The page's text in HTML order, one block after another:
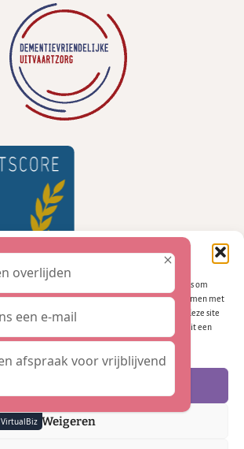
Beheer cookie toestemming
bieden, gebruiken wij technologieën zoals cookies om
op te slaan en/of te raadplegen. Door in te stemmen met
wij gegevens zoals surfgedrag of unieke ID's op deze site
geeft of uw toestemming intrekt, kan dit een
bepaalde functies en mogelijkheden.
Weigeren
✨VirtualBiz
overlijden
een e-mail
afspraak voor vrijblijvend